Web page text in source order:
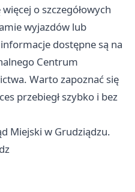
o szczegółowych
wyjazdów lub
dostępne są na
Centrum
Warto zapoznać się
przebiegł szybko i bez
Miejski w Grudziądzu.